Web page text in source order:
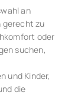
an
gerecht zu
oder
suchen,
und Kinder,
die